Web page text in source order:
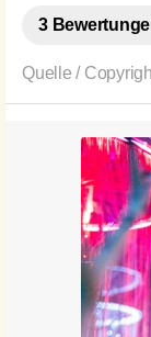
3
Quelle /